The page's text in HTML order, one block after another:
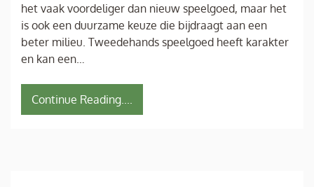
het vaak voordeliger dan nieuw speelgoed, maar het
is ook een duurzame keuze die bijdraagt aan een
beter milieu. Tweedehands speelgoed heeft karakter
en kan een…
Continue Reading....